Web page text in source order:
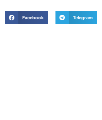
Facebook Telegram